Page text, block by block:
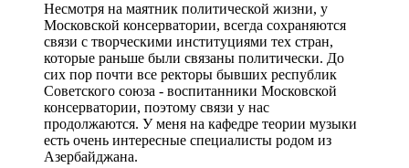
Несмотря на маятник политической жизни, у
Московской консерватории, всегда сохраняются
связи с творческими институциями тех стран,
которые раньше были связаны политически. До
сих пор почти все ректоры бывших республик
Советского союза - воспитанники Московской
консерватории, поэтому связи у нас
продолжаются. У меня на кафедре теории музыки
есть очень интересные специалисты родом из
Азербайджана.